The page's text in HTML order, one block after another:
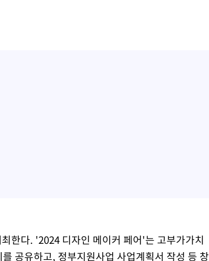
한다. '2024 디자인 메이커 페어'는 고부가가치
공유하고, 정부지원사업 사업계획서 작성 등 창